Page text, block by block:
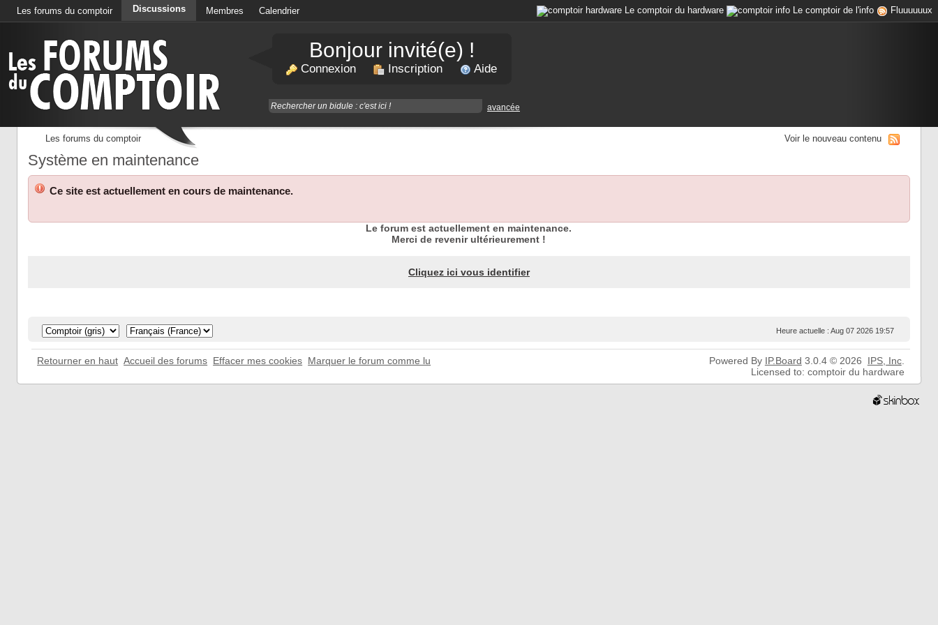
Les forums du comptoir Discussions Membres Calendrier Le comptoir du hardware Le comptoir de l'info Fluuuuuux
Bonjour invité(e) !
Connexion Inscription Aide
avancée
Les forums du comptoir Voir le nouveau contenu
Système en maintenance
Ce site est actuellement en cours de maintenance.
Le forum est actuellement en maintenance.
Merci de revenir ultérieurement !
Cliquez ici vous identifier
Heure actuelle : Aug 07 2026 19:57
Retourner en haut Accueil des forums Effacer mes cookies Marquer le forum comme lu Powered By IP.Board 3.0.4 © 2026 IPS, Inc.
Licensed to: comptoir du hardware